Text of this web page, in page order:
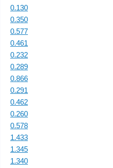
0.130
0.350
0.577
0.461
0.232
0.289
0.866
0.291
0.462
0.260
0.578
1.433
1.345
1.340